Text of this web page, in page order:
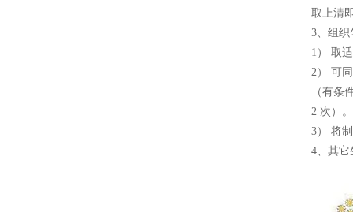
取上清
3、组织
1） 取
2） 可
（有条
2 次）。
3） 将
4、其它